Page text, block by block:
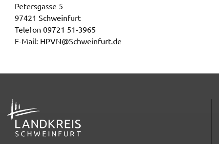
Peters­gas­se 5
97421 Schwein­furt
Tele­fon 09721 51-3965
E-Mail: HPVN@​Schweinfurt.​de
ADRESSE
YouTube
Anbieter:
YouTube
Google Maps
Name:
consent-google-maps